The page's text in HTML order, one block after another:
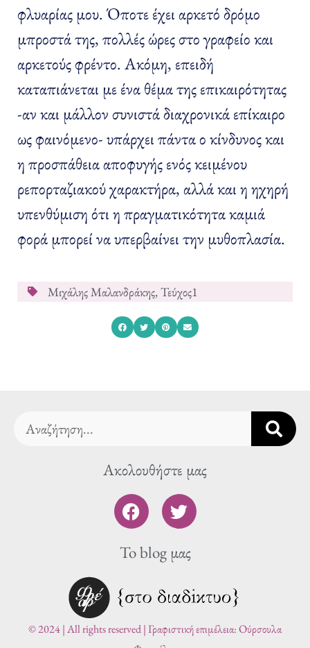
φλυαρίας μου. Όποτε έχει αρκετό δρόμο
μπροστά της, πολλές ώρες στο γραφείο και
αρκετούς φρέντο. Ακόμη, επειδή
καταπιάνεται με ένα θέμα της επικαιρότητας
-αν και μάλλον συνιστά διαχρονικά επίκαιρο
ως φαινόμενο- υπάρχει πάντα ο κίνδυνος και
η προσπάθεια αποφυγής ενός κειμένου
ρεπορταζιακού χαρακτήρα, αλλά και η ηχηρή
υπενθύμιση ότι η πραγματικότητα καμιά
φορά μπορεί να υπερβαίνει την μυθοπλασία.
Μιχάλης Μαλανδράκης,Τεύχος1
Search
Ακολουθήστε μας
F
a
c
e
o
o
k
T
w
i
t
e
r
To blog μας
© 2024 | All rights reserved | Γραφιστική επιμέλεια: Ούρσουλα